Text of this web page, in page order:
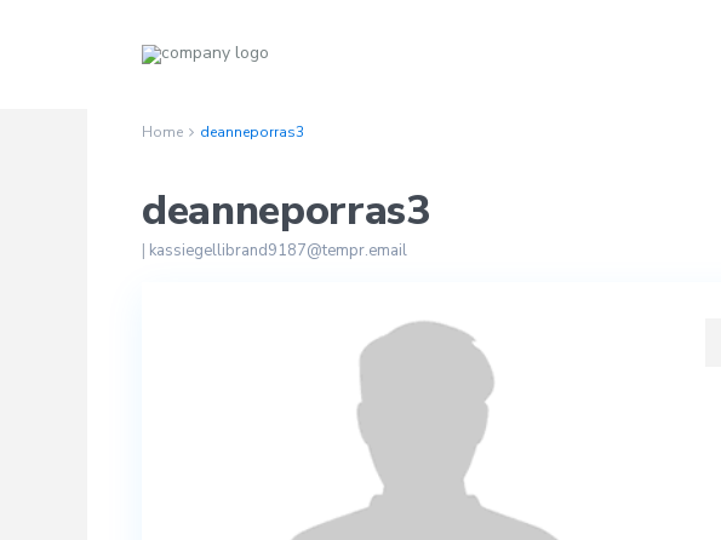
Home deanneporras3
deanneporras3
| kassiegellibrand9187@tempr.email